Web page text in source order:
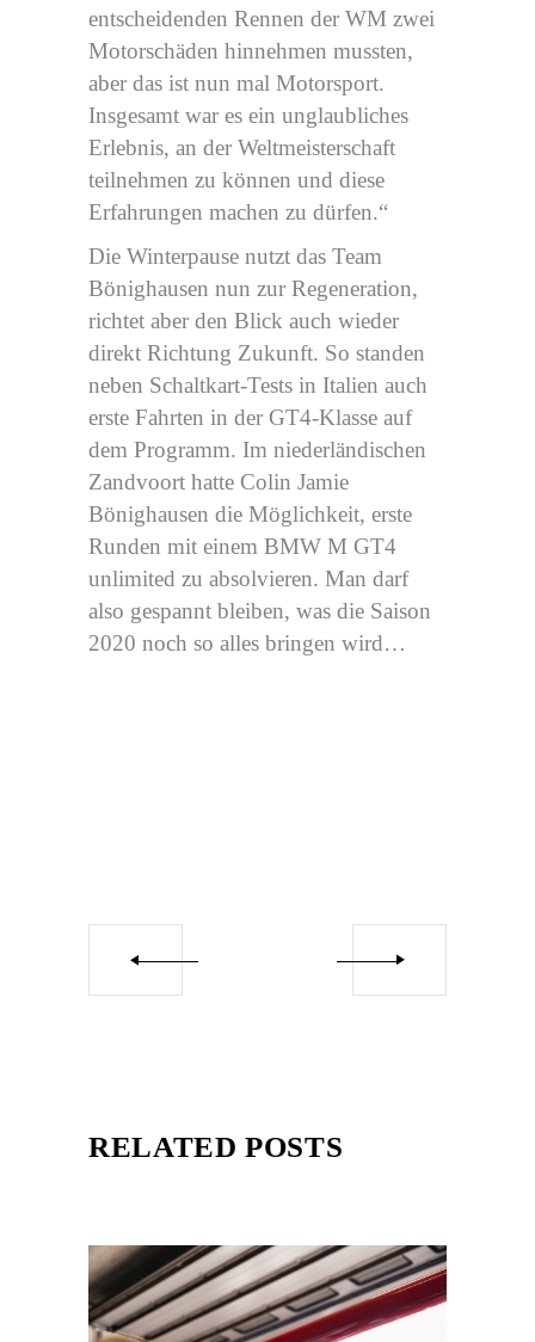
entscheidenden Rennen der WM zwei
Motorschäden hinnehmen mussten,
aber das ist nun mal Motorsport.
Insgesamt war es ein unglaubliches
Erlebnis, an der Weltmeisterschaft
teilnehmen zu können und diese
Erfahrungen machen zu dürfen.“
Die Winterpause nutzt das Team
Bönighausen nun zur Regeneration,
richtet aber den Blick auch wieder
direkt Richtung Zukunft. So standen
neben Schaltkart-Tests in Italien auch
erste Fahrten in der GT4-Klasse auf
dem Programm. Im niederländischen
Zandvoort hatte Colin Jamie
Bönighausen die Möglichkeit, erste
Runden mit einem BMW M GT4
unlimited zu absolvieren. Man darf
also gespannt bleiben, was die Saison
2020 noch so alles bringen wird…
RELATED POSTS